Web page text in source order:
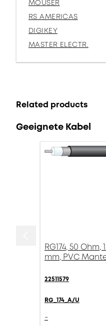
MOUSER
RS AMERICAS
DIGIKEY
MASTER ELECTR.
Related products
Geeignete Kabel
RG174, 50 Ohm,
mm, PVC
22511579
RG_174_A/U
-